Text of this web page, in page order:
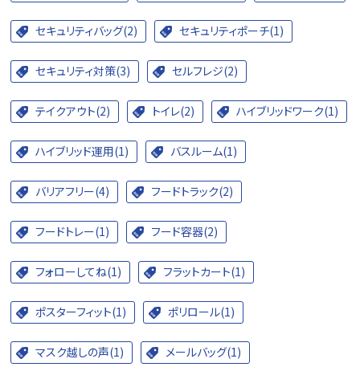
セキュリティバッグ(2) セキュリティポーチ(1)
セキュリティ対策(3) セルフレジ(2)
テイクアウト(2) トイレ(2) ハイブリッドワーク(1)
ハイブリッド運用(1) バスルーム(1)
バリアフリー(4) フードトラック(2)
フードトレー(1) フード容器(2)
フォローしてね(1) フラットカート(1)
ポスターフィット(1) ポリロール(1)
マスク越しの声(1) メールバッグ(1)